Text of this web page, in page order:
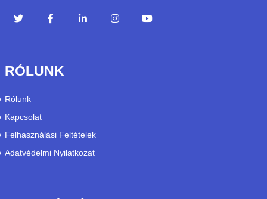
RÓLUNK
Rólunk
Kapcsolat
Felhasználási Feltételek
Adatvédelmi Nyilatkozat